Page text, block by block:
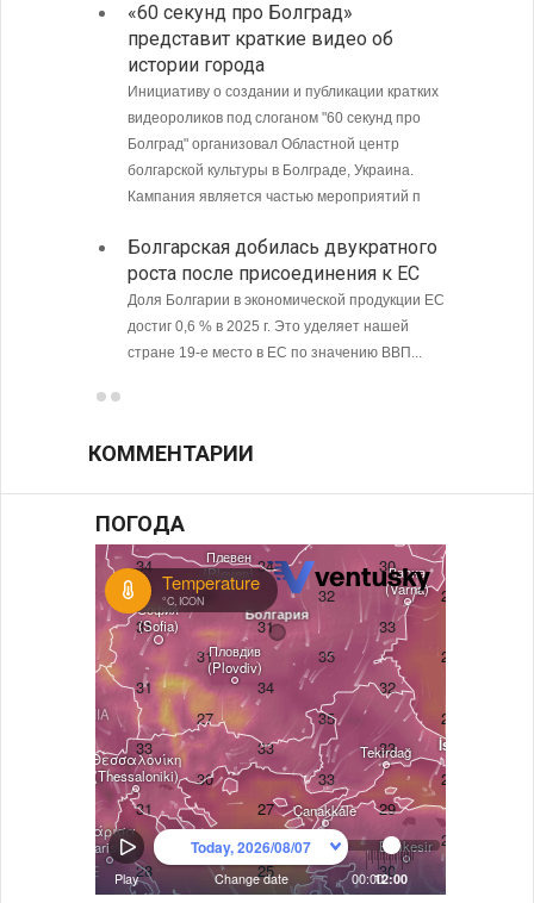
«60 секунд про Болград»
представит краткие видео об
истории города
Инициативу о создании и публикации кратких
видеороликов под слоганом "60 секунд про
Болград" организовал Областной центр
болгарской культуры в Болграде, Украина.
Кампания является частью мероприятий п
Болгарская добилась двукратного
роста после присоединения к ЕС
Доля Болгарии в экономической продукции ЕС
достиг 0,6 % в 2025 г. Это уделяет нашей
стране 19-е место в ЕС по значению ВВП...
КОММЕНТАРИИ
ПОГОДА